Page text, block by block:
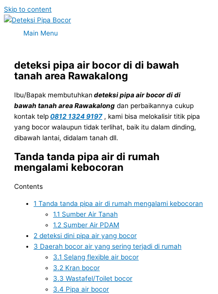
Skip to content
Main Menu
deteksi pipa air bocor di di bawah
tanah area Rawakalong
Ibu/Bapak membutuhkan deteksi pipa air bocor di di
bawah tanah area Rawakalong dan perbaikannya cukup
kontak telp0812 1324 9197, kami bisa melokalisir titik pipa
yang bocor walaupun tidak terlihat, baik itu dalam dinding,
dibawah lantai, didalam tanah dll.
Tanda tanda pipa air di rumah
mengalami kebocoran
Contents
1 Tanda tanda pipa air di rumah mengalami kebocoran
1.1 Sumber Air Tanah
1.2 Sumber Air PDAM
2 deteksi dini pipa air yang bocor
3 Daerah bocor air yang sering terjadi di rumah
3.1 Selang flexible air bocor
3.2 Kran bocor
3.3 Wastafel/Toilet bocor
3.4 Pipa air bocor